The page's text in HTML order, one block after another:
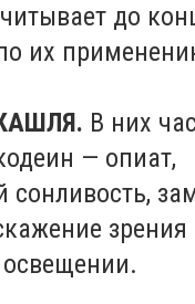
до
их
В них
— опиат,
зрения